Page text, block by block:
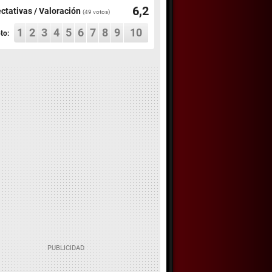
/ Valoración (49 votos) 6,2
1 2 3 4 5 6 7 8 9 10